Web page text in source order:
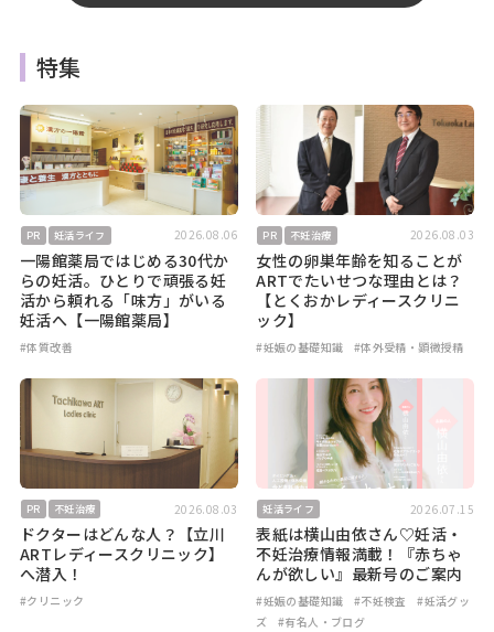
特集
PR 妊活ライフ 2026.08.06
一陽館薬局ではじめる30代か
らの妊活。ひとりで頑張る妊
活から頼れる「味方」がいる
妊活へ【一陽館薬局】
#体質改善
PR 不妊治療 2026.08.03
女性の卵巣年齢を知ることが
ARTでたいせつな理由とは？
【とくおかレディースクリニ
ック】
#妊娠の基礎知識 #体外受精・顕微授精
PR 不妊治療 2026.08.03
ドクターはどんな人？【立川
ARTレディースクリニック】
へ潜入！
#クリニック
妊活ライフ 2026.07.15
表紙は横山由依さん♡妊活・
不妊治療情報満載！『赤ちゃ
んが欲しい』最新号のご案内
#妊娠の基礎知識 #不妊検査
#妊活グッ
ズ
#有名人・ブログ